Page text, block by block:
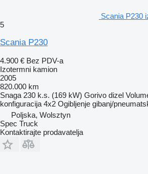
Scania P230
5
Scania P230
4.900 € Bez PDV-a
Izotermni kamion
2005
820.000 km
Snaga 230 k.s. (169 kW) Gorivo dizel
konfiguracija 4x2 Ogibljenje gibanj/
Poljska, Wolsztyn
Spec Truck
Kontaktirajte prodavatelja